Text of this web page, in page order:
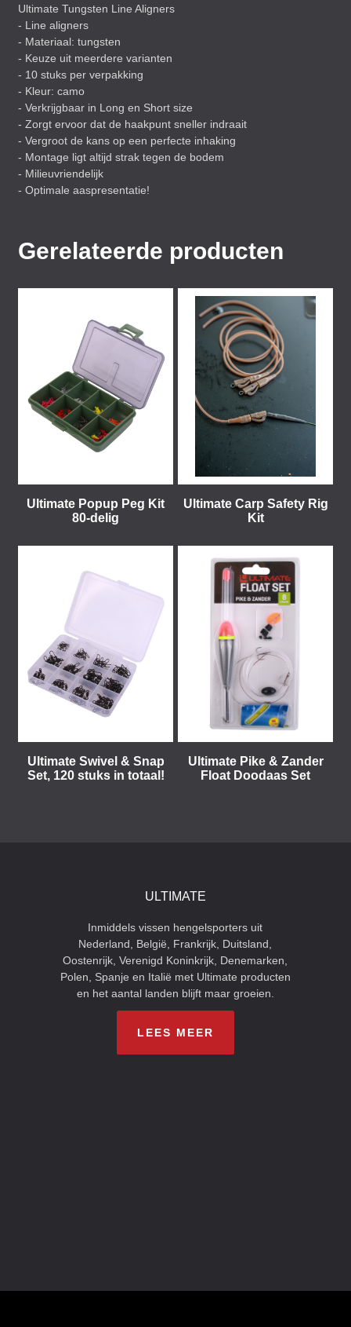
Ultimate Tungsten Line Aligners
- Line aligners
- Materiaal: tungsten
- Keuze uit meerdere varianten
- 10 stuks per verpakking
- Kleur: camo
- Verkrijgbaar in Long en Short size
- Zorgt ervoor dat de haakpunt sneller indraait
- Vergroot de kans op een perfecte inhaking
- Montage ligt altijd strak tegen de bodem
- Milieuvriendelijk
- Optimale aaspresentatie!
Gerelateerde producten
Ultimate Popup Peg Kit
80-delig
Ultimate Carp Safety Rig
Kit
Ultimate Swivel & Snap
Set, 120 stuks in totaal!
Ultimate Pike & Zander
Float Doodaas Set
ULTIMATE
Inmiddels vissen hengelsporters uit
Nederland, België, Frankrijk, Duitsland,
Oostenrijk, Verenigd Koninkrijk, Denemarken,
Polen, Spanje en Italië met Ultimate producten
en het aantal landen blijft maar groeien.
LEES MEER